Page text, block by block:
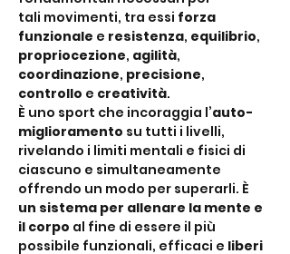
tali movimenti, tra essi forza
funzionale e resistenza, equilibrio,
propriocezione, agilità,
coordinazione, precisione,
controllo e creatività.
È uno sport che incoraggia l’auto-
miglioramento su tutti i livelli,
rivelando i limiti mentali e fisici di
ciascuno e simultaneamente
offrendo un modo per superarli. È
un sistema per allenare la mente e
il corpo al fine di essere il più
possibile funzionali, efficaci e liberi